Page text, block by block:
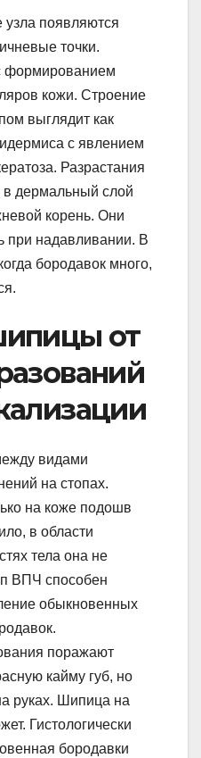
появляются
точки.
формированием
кожи. Строение
выглядит как
с явлением
Разрастания
в дермальный слой
корень. Они
при надавливании. В
бородавок много,
от
видами
на стопах.
на коже подошв
в области
тела она не
ВПЧ способен
обыкновенных
поражают
кайму губ, но
руках. Шипица на
Гистологически
бородавки